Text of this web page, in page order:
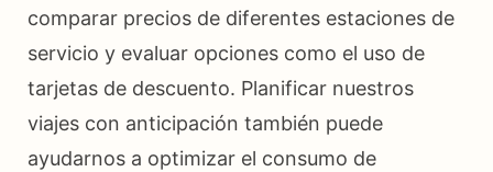
comparar precios de diferentes estaciones de
servicio y evaluar opciones como el uso de
tarjetas de descuento. Planificar nuestros
viajes con anticipación también puede
ayudarnos a optimizar el consumo de